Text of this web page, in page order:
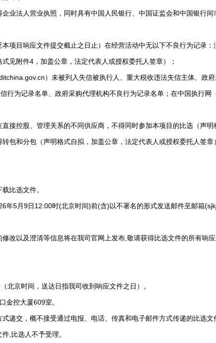
法人营业执照，同时具有中国人民银行、中国证监会和中国银行间
目响应文件提交截止之日止）在经营活动中无以下不良行为记录：
见附件4，加盖公章，法定代表人或授权委托人签章）；
）未被列入失信被执行人、重大税收违法失信主体、政
行为记录名单、政府采购代理机构不良行为记录名单；在中国执行
控股、管理关系的不同供应商，不得同时参加本项目的比选（声明
和分包（声明格式自拟，加盖公章，法定代表人或授权委托人签章
比选文件。
5月9日12:00时(北京时间)前(含)以不署名的形式发送邮件至邮箱
以及澄清等信息将在我司官网上发布,敬请获得比选文件的所有响应
京时间，送达日指我司收到响应文件之日）。
控大厦609室。
交，概不接受通过电报、电话、传真和电子邮件方式传递的比选文
,比选人不予受理。